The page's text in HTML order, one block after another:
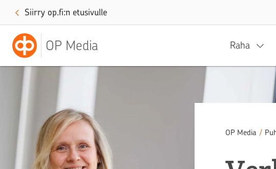
Siirry op.fi:n etusivulle
OP Media Raha
OP Media /